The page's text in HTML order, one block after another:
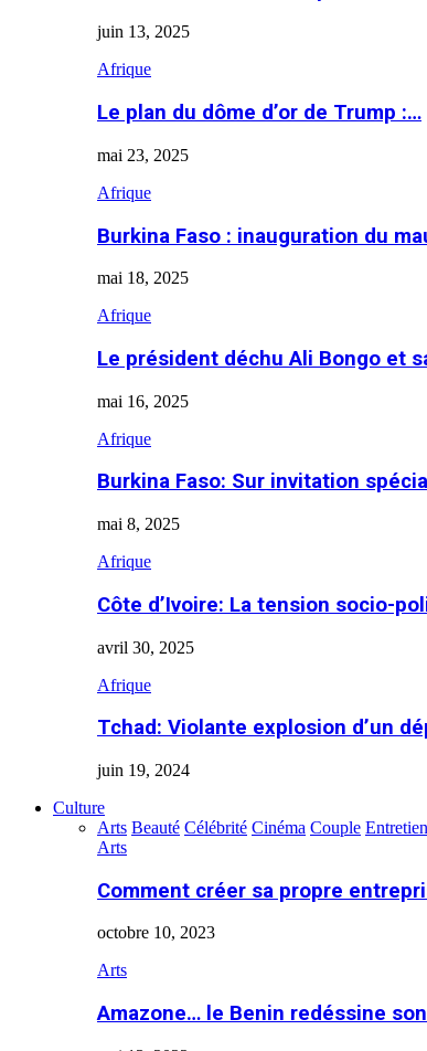
juin 13, 2025
Afrique
Le plan du dôme d’or de Trump :…
mai 23, 2025
Afrique
Burkina Faso : inauguration du
mai 18, 2025
Afrique
Le président déchu Ali Bongo et
mai 16, 2025
Afrique
Burkina Faso: Sur invitation
mai 8, 2025
Afrique
Côte d’Ivoire: La tension socio-
avril 30, 2025
Afrique
Tchad: Violante explosion d’un
juin 19, 2024
Culture
Arts Beauté Célébrité Cinéma Couple Entretien
Arts
Comment créer sa propre
octobre 10, 2023
Arts
Amazone… le Benin redéssine